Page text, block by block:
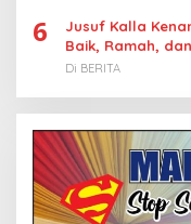
6
Jusuf Kalla
Baik, Ramah,
Di BERITA